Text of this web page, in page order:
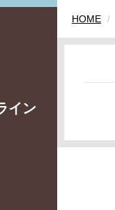
イン
HOME